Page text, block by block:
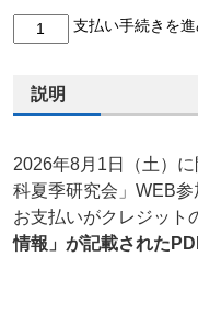
支払い手続きを
説明
2026年8月1日（土）
科夏季研究会」WEB参
お支払いがクレジット
情報」が記載された